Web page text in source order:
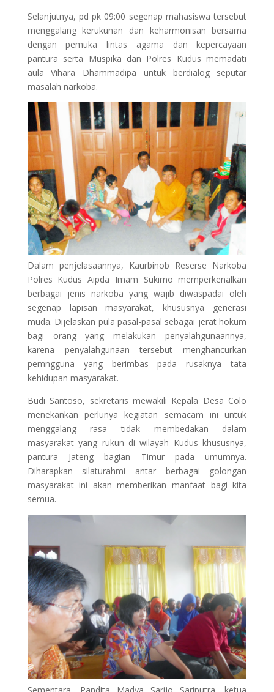
Selanjutnya, pd pk 09:00 segenap mahasiswa tersebut
menggalang kerukunan dan keharmonisan bersama
dengan pemuka lintas agama dan kepercayaan
pantura serta Muspika dan Polres Kudus memadati
aula Vihara Dhammadipa untuk berdialog seputar
masalah narkoba.
Dalam penjelasaannya, Kaurbinob Reserse Narkoba
Polres Kudus Aipda Imam Sukirno memperkenalkan
berbagai jenis narkoba yang wajib diwaspadai oleh
segenap lapisan masyarakat, khususnya generasi
muda. Dijelaskan pula pasal-pasal sebagai jerat hokum
bagi orang yang melakukan penyalahgunaannya,
karena penyalahgunaan tersebut menghancurkan
pemngguna yang berimbas pada rusaknya tata
kehidupan masyarakat.
Budi Santoso, sekretaris mewakili Kepala Desa Colo
menekankan perlunya kegiatan semacam ini untuk
menggalang rasa tidak membedakan dalam
masyarakat yang rukun di wilayah Kudus khususnya,
pantura Jateng bagian Timur pada umumnya.
Diharapkan silaturahmi antar berbagai golongan
masyarakat ini akan memberikan manfaat bagi kita
semua.